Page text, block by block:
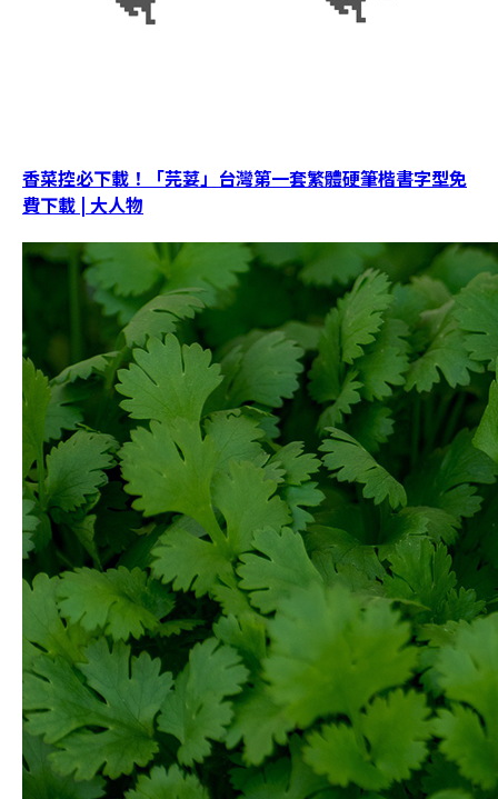
香菜控必下載！「芫荽」台灣第一套繁體硬筆楷書字型免
費下載 | 大人物